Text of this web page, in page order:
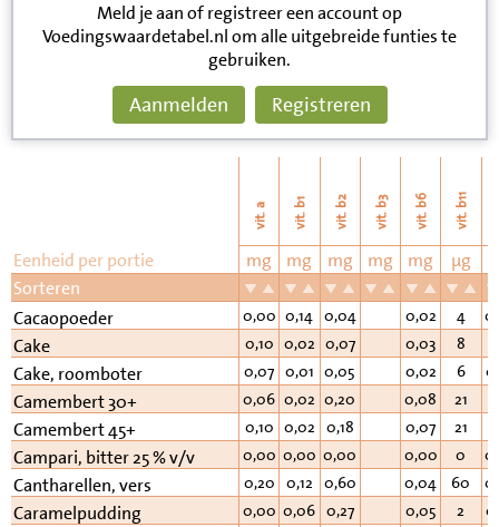
Meld je aan of registreer een account op
Voedingswaardetabel.nl om alle uitgebreide funties te
gebruiken.
Aanmelden Registreren
vit. a vit. b1 vit. b2 vit. b3 vit. b6 vit. b11
Eenheid per portie mg mg mg mg mg µg
Sorteren
Cacaopoeder
0,00 0,14 0,04 0,02 4
Cake 0,10 0,02 0,07 0,03 8
Cake, roomboter 0,07 0,01 0,05 0,02 6
Camembert 30+ 0,06 0,02 0,20 0,08 21
Camembert 45+ 0,10 0,02 0,18 0,07 21
Campari, bitter 25 % v/v 0,00 0,00 0,00 0,00 0
Cantharellen, vers 0,20 0,12 0,60 0,04 60
Caramelpudding 0,00 0,06 0,27 0,05 2